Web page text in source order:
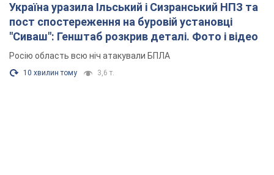
Україна уразила Ільський і Сизранський НПЗ та
пост спостереження на буровій установці
"Сиваш": Генштаб розкрив деталі. Фото і відео
Росію область всю ніч атакували БПЛА
10 хвилин тому 3,6 т.